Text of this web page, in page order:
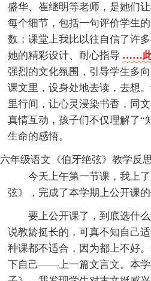
盛华、崔继明等老师，是她们
每个细节，包括一句评价学生
数；课堂上我比以往自信了许
她的精彩设计、耐心指导 ……此
强烈的文化氛围，引导学生多
课文里，设身处地去读，去想
里行间，让心灵浸染书香，同
真情互动，孩子们不仅理解了“
生命的感悟。
六年级语文《伯牙绝弦》教学反
今天上午第一节课，我上
弦》，完成了本学期上公开课的
要上公开课了，到底选什
说教龄挺长的，可真不知自己
种课都不适合，因为都上不好
下自己——上一篇文言文。本学